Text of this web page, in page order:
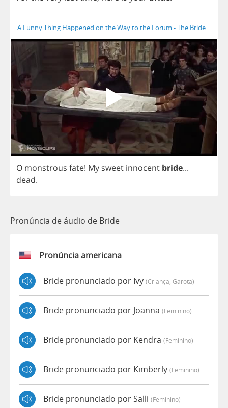
A Funny Thing Happened on the Way to the Forum - The Bride Is
O monstrous fate! My sweet innocent bride...
dead.
Pronúncia de áudio de Bride
Pronúncia americana
Bride pronunciado por Ivy (criança, Garota)
Bride pronunciado por Joanna (feminino)
Bride pronunciado por Kendra (feminino)
Bride pronunciado por Kimberly (feminino)
Bride pronunciado por Salli (feminino)